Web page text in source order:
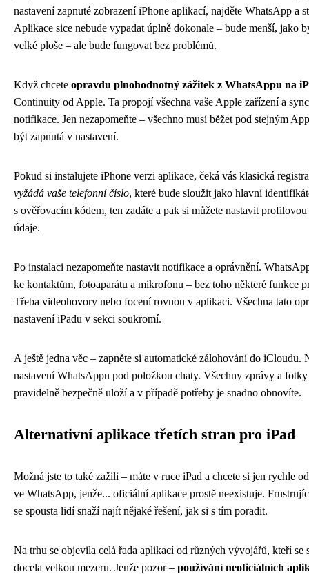
nastavení zapnuté zobrazení iPhone aplikací, najděte WhatsApp a
Aplikace sice nebude vypadat úplně dokonale – bude menší, jako
velké ploše – ale bude fungovat bez problémů.
Když chcete opravdu plnohodnotný zážitek z WhatsAppu na
Continuity od Apple. Ta propojí všechna vaše Apple zařízení a
notifikace. Jen nezapomeňte – všechno musí běžet pod stejným
být zapnutá v nastavení.
Pokud si instalujete iPhone verzi aplikace, čeká vás klasická
vyžádá vaše telefonní číslo, které bude sloužit jako hlavní
s ověřovacím kódem, ten zadáte a pak si můžete nastavit
údaje.
Po instalaci nezapomeňte nastavit notifikace a oprávnění.
ke kontaktům, fotoaparátu a mikrofonu – bez toho některé funkce
Třeba videohovory nebo focení rovnou v aplikaci. Všechna tato
nastavení iPadu v sekci soukromí.
A ještě jedna věc – zapněte si automatické zálohování do iCloudu.
nastavení WhatsAppu pod položkou chaty. Všechny zprávy a fotky
pravidelně bezpečně uloží a v případě potřeby je snadno obnovíte.
Alternativní aplikace třetích stran pro iPad
Možná jste to také zažili – máte v ruce iPad a chcete si jen rychle
ve WhatsApp, jenže... oficiální aplikace prostě neexistuje.
se spousta lidí snaží najít nějaké řešení, jak si s tím poradit.
Na trhu se objevila celá řada aplikací od různých vývojářů, kteří se
docela velkou mezeru. Jenže pozor – používání neoficiálních